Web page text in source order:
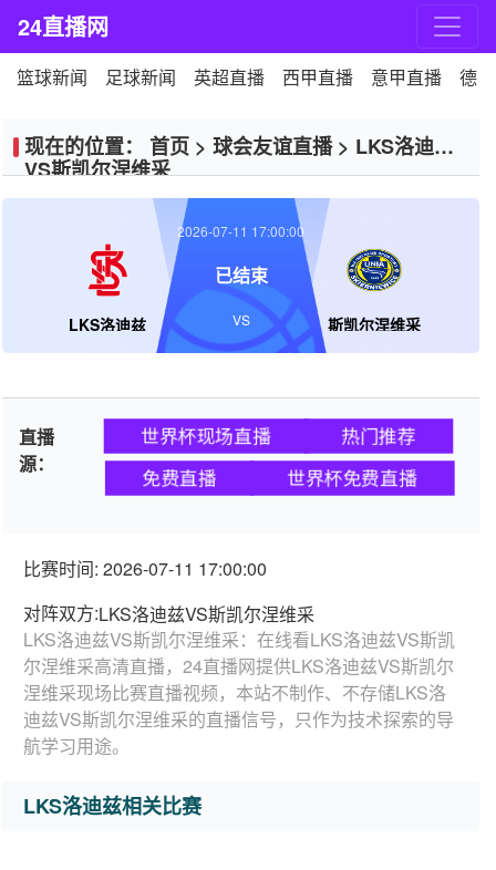
24直播网
篮球新闻 足球新闻 英超直播 西甲直播 意甲直播 德
现在的位置： 首页 > 球会友谊直播> LKS洛迪兹
VS斯凯尔涅维采
LKS洛迪兹 斯凯尔涅维采
2026-07-11 17:00:00
已结束
VS
直播
源：
世界杯现场直播 热门推荐
免费直播 世界杯免费直播
比赛时间: 2026-07-11 17:00:00
对阵双方:LKS洛迪兹VS斯凯尔涅维采
LKS洛迪兹VS斯凯尔涅维采：在线看LKS洛迪兹VS斯凯
尔涅维采高清直播，24直播网提供LKS洛迪兹VS斯凯尔
涅维采现场比赛直播视频，本站不制作、不存储LKS洛
迪兹VS斯凯尔涅维采的直播信号，只作为技术探索的导
航学习用途。
LKS洛迪兹相关比赛